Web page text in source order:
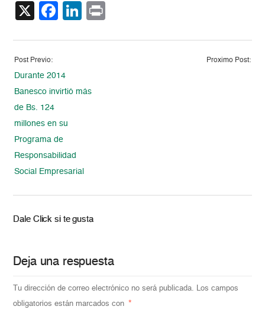
X Facebook
LinkedIn
Post Previo:
Durante 2014
Banesco invirtió más
de Bs. 124
millones en su
Programa de
Responsabilidad
Social Empresarial
Proximo Post:
Dale Click si te gusta
Deja una respuesta
Tu dirección de correo electrónico no será publicada. Los campos
obligatorios están marcados con *